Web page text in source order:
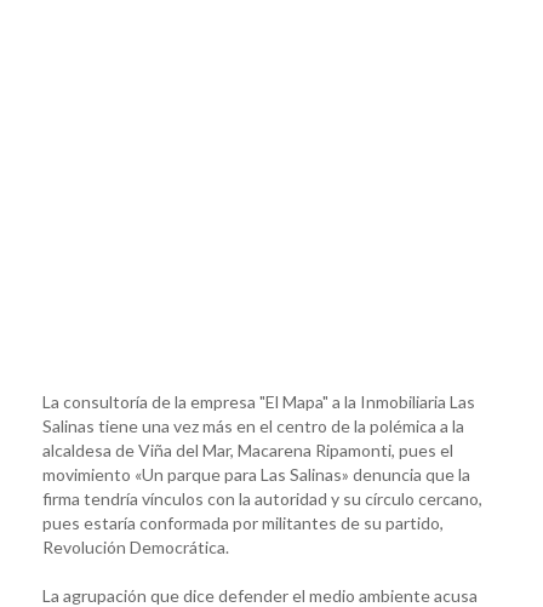
La consultoría de la empresa "El Mapa" a la Inmobiliaria Las
Salinas tiene una vez más en el centro de la polémica a la
alcaldesa de Viña del Mar, Macarena Ripamonti, pues el
movimiento «Un parque para Las Salinas» denuncia que la
firma tendría vínculos con la autoridad y su círculo cercano,
pues estaría conformada por militantes de su partido,
Revolución Democrática.
La agrupación que dice defender el medio ambiente acusa